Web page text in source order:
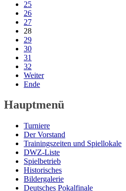
25
26
27
28
29
30
31
32
Weiter
Ende
Hauptmenü
Turniere
Der Vorstand
Trainingszeiten und Spiellokale
DWZ-Liste
Spielbetrieb
Historisches
Bildergalerie
Deutsches Pokalfinale